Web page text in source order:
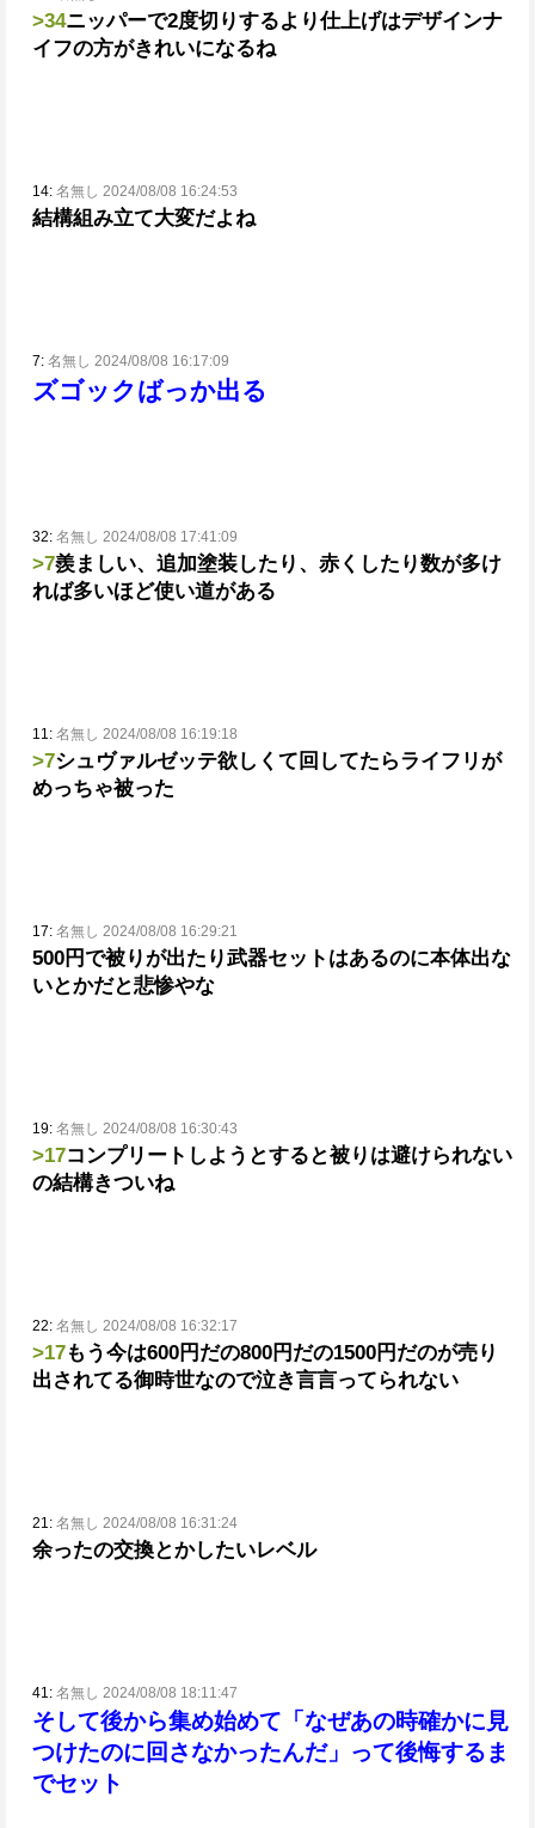
>34ニッパーで2度切りするより仕上げはデザインナ
イフの方がきれいになるね
14: 名無し 2024/08/08 16:24:53
結構組み立て大変だよね
7: 名無し 2024/08/08 16:17:09
ズゴックばっか出る
32: 名無し 2024/08/08 17:41:09
>7羨ましい、追加塗装したり、赤くしたり数が多け
れば多いほど使い道がある
11: 名無し 2024/08/08 16:19:18
>7シュヴァルゼッテ欲しくて回してたらライフリが
めっちゃ被った
17: 名無し 2024/08/08 16:29:21
500円で被りが出たり武器セットはあるのに本体出な
いとかだと悲惨やな
19: 名無し 2024/08/08 16:30:43
>17コンプリートしようとすると被りは避けられない
の結構きついね
22: 名無し 2024/08/08 16:32:17
>17もう今は600円だの800円だの1500円だのが売り
出されてる御時世なので泣き言言ってられない
21: 名無し 2024/08/08 16:31:24
余ったの交換とかしたいレベル
41: 名無し 2024/08/08 18:11:47
そして後から集め始めて「なぜあの時確かに見
つけたのに回さなかったんだ」って後悔するま
でセット